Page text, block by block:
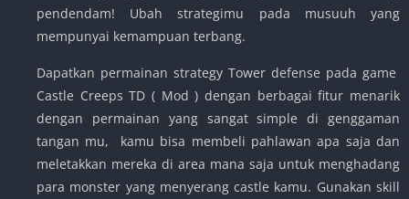
pendendam! Ubah strategimu pada musuuh yang
mempunyai kemampuan terbang.
Dapatkan permainan strategy Tower defense pada game
Castle Creeps TD ( Mod ) dengan berbagai fitur menarik
dengan permainan yang sangat simple di genggaman
tangan mu, kamu bisa membeli pahlawan apa saja dan
meletakkan mereka di area mana saja untuk menghadang
para monster yang menyerang castle kamu. Gunakan skill